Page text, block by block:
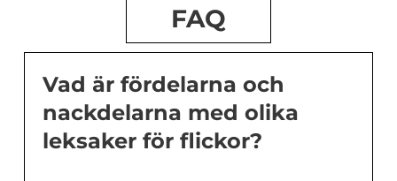
FAQ
Vad är fördelarna och
nackdelarna med olika
leksaker för flickor?